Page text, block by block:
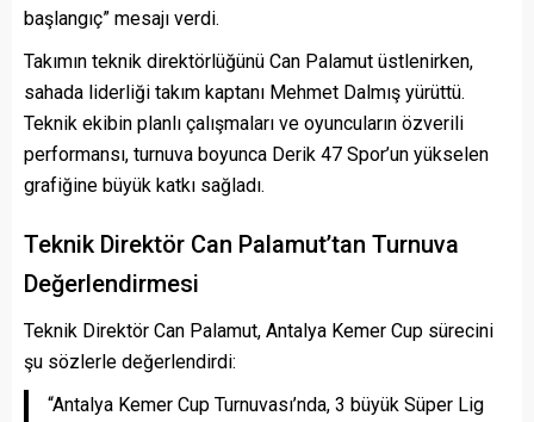
başlangıç” mesajı verdi.
Takımın teknik direktörlüğünü Can Palamut üstlenirken,
sahada liderliği takım kaptanı Mehmet Dalmış yürüttü.
Teknik ekibin planlı çalışmaları ve oyuncuların özverili
performansı, turnuva boyunca Derik 47 Spor’un yükselen
grafiğine büyük katkı sağladı.
Teknik Direktör Can Palamut’tan Turnuva
Değerlendirmesi
Teknik Direktör Can Palamut, Antalya Kemer Cup sürecini
şu sözlerle değerlendirdi:
“Antalya Kemer Cup Turnuvası’nda, 3 büyük Süper Lig